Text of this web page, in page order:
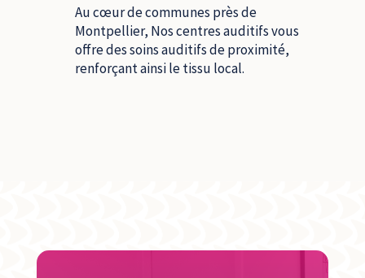
Au cœur de communes près de
Montpellier, Nos centres auditifs vous
offre des soins auditifs de proximité,
renforçant ainsi le tissu local.